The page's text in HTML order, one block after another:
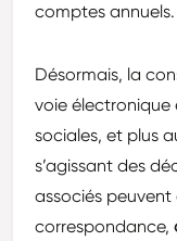
comptes annuels.
Désormais, la
voie électronique
sociales, et plus
s’agissant des
associés
correspondance,